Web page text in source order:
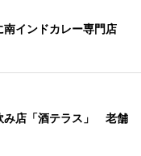
南インドカレー専門店
み店「酒テラス」 老舗